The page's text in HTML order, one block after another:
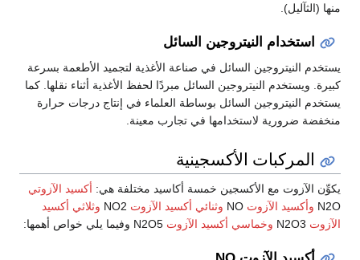
منها (الثآليل).
استخدام النيتروجين السائل
يستخدم النيتروجين السائل في صناعة الأغذية لتجميد الأطعمة بسرعة
كبيرة. ويستخدم النيتروجين السائل مبردًا لحفظ الأغذية أثناء نقلها. كما
يستخدم النيتروجين السائل بوساطة العلماء في إنتاج درجات حرارة
منخفضة ضرورية لاستخدامها في تجارب معينة.
المركبات الأكسجينية
يكوِّن الآزوت مع الأكسجين خمسة أكاسيد مختلفة هي: أكسيد الآزوتي
N2O وأكسيد الآزوت وثنائي أكسيد الآزوت
وثلاثي أكسيد
الآزوت N2O3 وخماسي أكسيد الآزوت